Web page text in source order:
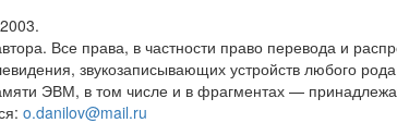
Все права, в частности право перевода и
звукозаписывающих устройств любого
ЭВМ, в том числе и в фрагментах —
o.danilov@mail.ru